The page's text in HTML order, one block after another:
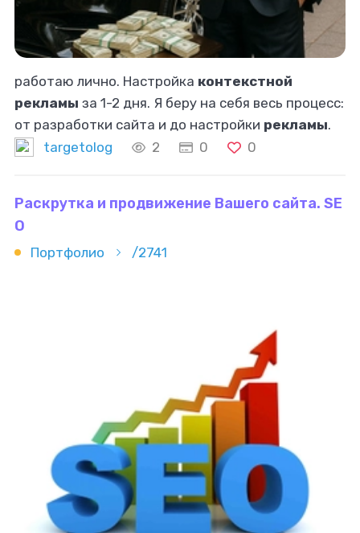
работаю лично. Настройка контекстной
рекламы за 1-2 дня. Я беру на себя весь процесс:
от разработки сайта и до настройки рекламы.
🔥Предлагаю готовое решение: сайт +
targetolog 2 0 0
Раскрутка и продвижение Вашего сайта. SE
O
Портфолио /2741